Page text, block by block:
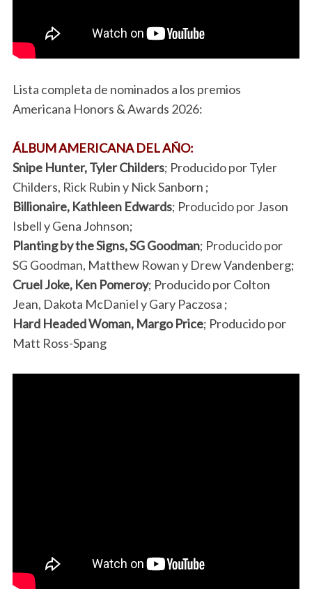
Lista completa de nominados a los premios
Americana Honors & Awards 2026:
ÁLBUM AMERICANA DEL AÑO:
Snipe Hunter, Tyler Childers; Producido por Tyler
Childers, Rick Rubin y Nick Sanborn ;
Billionaire, Kathleen Edwards; Producido por Jason
Isbell y Gena Johnson;
Planting by the Signs, SG Goodman; Producido por
SG Goodman, Matthew Rowan y Drew Vandenberg;
Cruel Joke, Ken Pomeroy; Producido por Colton
Jean, Dakota McDaniel y Gary Paczosa ;
Hard Headed Woman, Margo Price; Producido por
Matt Ross-Spang